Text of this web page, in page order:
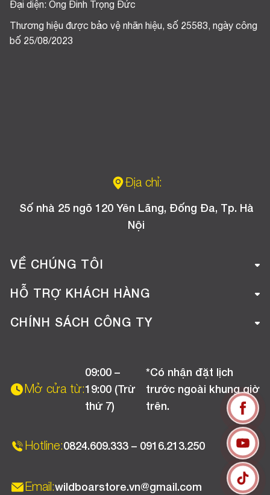
Đại diện: Ông Đinh Trọng Đức
Thương hiệu được bảo vệ nhãn hiệu, số 25583, ngày công
bố 25/08/2023
Địa chỉ:
Số nhà 25 ngõ 120 Yên Lãng, Đống Đa, Tp. Hà
Nội
VỀ CHÚNG TÔI
Giới thiệu công ty
Tuyển dụng
HỖ TRỢ KHÁCH HÀNG
Hướng dẫn mua hàng online
Chương trình khuyến mãi
CHÍNH SÁCH CÔNG TY
Chính sách bảo hành
Mở cửa từ:
09:00 –
19:00 (Trừ
thứ 7)
*Có nhận đặt lịch
trước ngoài khung giờ
trên.
Hotline:0824.609.333 – 0916.213.250
Email:wildboarstore.vn@gmail.com